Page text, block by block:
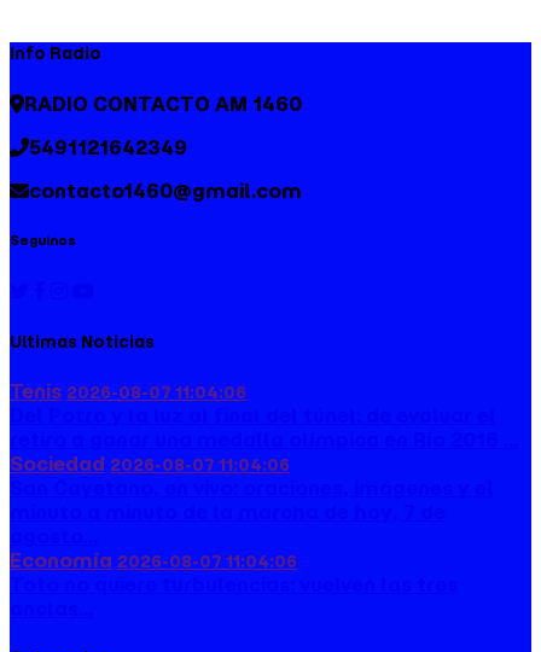
Info Radio
RADIO CONTACTO AM 1460
5491121642349
contacto1460@gmail.com
Seguinos
Ultimas Noticias
Tenis 2026-08-07 11:04:06
Sociedad 2026-08-07 11:04:06
Economía 2026-08-07 11:04:06